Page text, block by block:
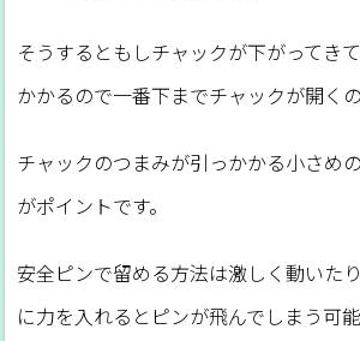
そうするともしチャックが下がってき
かかるので一番下までチャックが開くの
チャックのつまみが引っかかる小さめ
がポイントです。
安全ピンで留める方法は激しく動いた
に力を入れるとピンが飛んでしまう可